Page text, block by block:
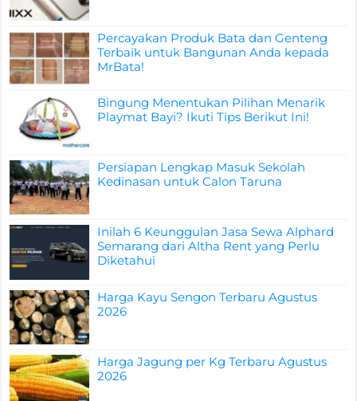
Percayakan Produk Bata dan Genteng
Terbaik untuk Bangunan Anda kepada
MrBata!
Bingung Menentukan Pilihan Menarik
Playmat Bayi? Ikuti Tips Berikut Ini!
Persiapan Lengkap Masuk Sekolah
Kedinasan untuk Calon Taruna
Inilah 6 Keunggulan Jasa Sewa Alphard
Semarang dari Altha Rent yang Perlu
Diketahui
Harga Kayu Sengon Terbaru Agustus
2026
Harga Jagung per Kg Terbaru Agustus
2026